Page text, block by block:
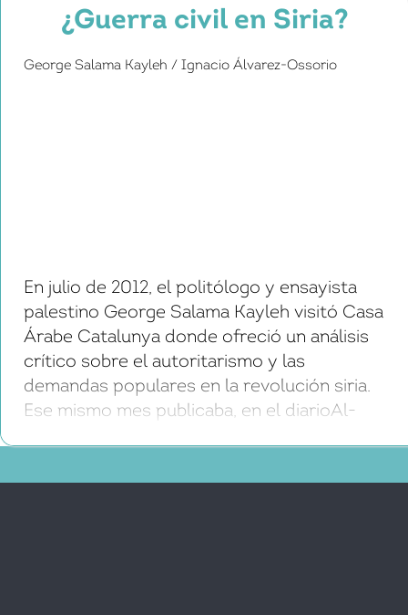
¿Guerra civil en Siria?
George Salama Kayleh / Ignacio Álvarez-Ossorio
En julio de 2012, el politólogo y ensayista
palestino George Salama Kayleh visitó Casa
Árabe Catalunya donde ofreció un análisis
crítico sobre el autoritarismo y las
demandas populares en la revolución siria.
Ese mismo mes publicaba, en el diarioAl-
artífices del blog Traducciones de la